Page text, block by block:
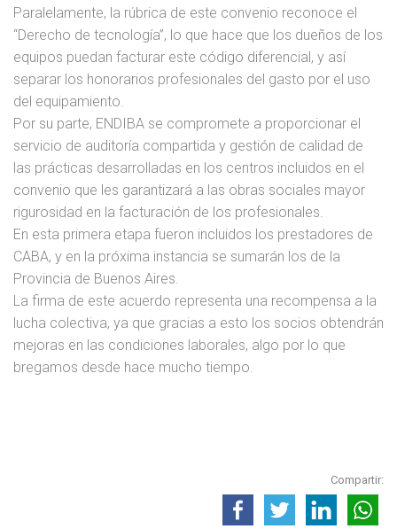
Paralelamente, la rúbrica de este convenio reconoce el
“Derecho de tecnología”, lo que hace que los dueños de los
equipos puedan facturar este código diferencial, y así
separar los honorarios profesionales del gasto por el uso
del equipamiento.
Por su parte, ENDIBA se compromete a proporcionar el
servicio de auditoría compartida y gestión de calidad de
las prácticas desarrolladas en los centros incluidos en el
convenio que les garantizará a las obras sociales mayor
rigurosidad en la facturación de los profesionales.
En esta primera etapa fueron incluidos los prestadores de
CABA, y en la próxima instancia se sumarán los de la
Provincia de Buenos Aires.
La firma de este acuerdo representa una recompensa a la
lucha colectiva, ya que gracias a esto los socios obtendrán
mejoras en las condiciones laborales, algo por lo que
bregamos desde hace mucho tiempo.
Compartir: